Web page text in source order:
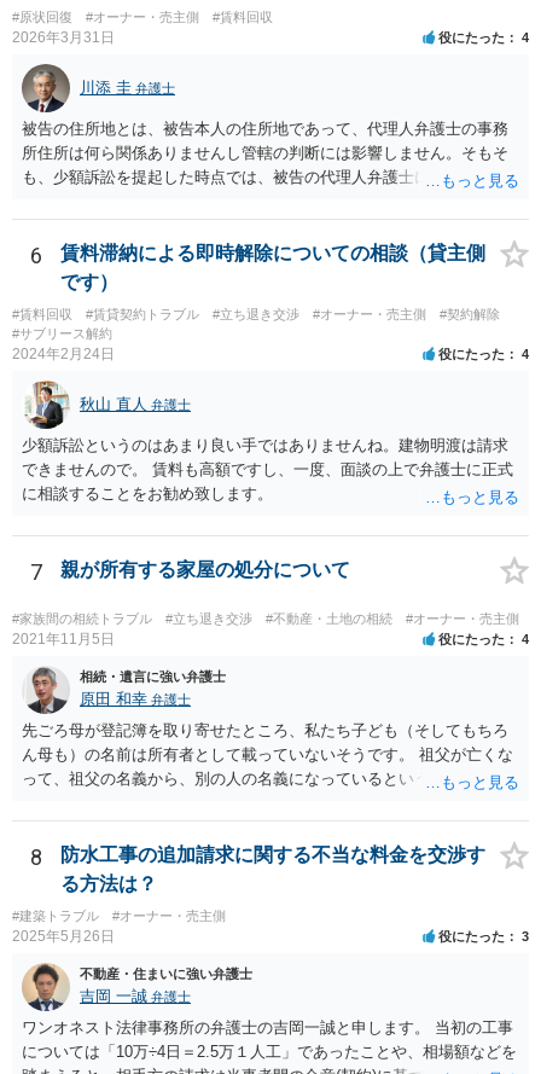
#原状回復 #オーナー・売主側 #賃料回収
2026年3月31日 役にたった 4
川添 圭 弁護士
被告の住所地とは、被告本人の住所地であって、代理人弁護士の事務
所住所は何ら関係ありませんし管轄の判断には影響しません。そもそ
も、少額訴訟を提起した時点では、被告の代理人弁護士には民事訴訟
6
賃料滞納による即時解除についての相談（貸主側
です）
#賃料回収 #賃貸契約トラブル #立ち退き交渉 #オーナー・売主側
#契約解除
#サブリース解約
2024年2月24日 役にたった 4
秋山 直人 弁護士
少額訴訟というのはあまり良い手ではありませんね。建物明渡は請求
できませんので。 賃料も高額ですし、一度、面談の上で弁護士に正式
に相談することをお勧め致します。
7 親が所有する家屋の処分について
#家族間の相続トラブル #立ち退き交渉 #不動産・土地の相続 #オーナー・売主側
2021年11月5日 役にたった 4
相続・遺言に強い弁護士
原田 和幸 弁護士
先ごろ母が登記簿を取り寄せたところ、私たち子ども（そしてもちろ
ん母も）の名前は所有者として載っていないそうです。 祖父が亡くな
って、祖父の名義から、別の人の名義になっているということでしょ
された可能性がありますので、相談者や相談者のきょうだいが相続し
ていないかもしれませんね。 祖父名義のままであれば、遺言がないか
もしれませんので、相談者が相続人になっている可能性があります。
あと、祖父がいつ亡くなったか分かりませんが、祖父の遺言で、相談
者が何も遺産を受け取っていないとなると、遺留分侵害額請求は考え
られると思います。
8
防水工事の追加請求に関する不当な料金を交渉す
る方法は？
#建築トラブル #オーナー・売主側
2025年5月26日 役にたった 3
不動産・住まいに強い弁護士
吉岡 一誠 弁護士
ワンオネスト法律事務所の弁護士の吉岡一誠と申します。 当初の工事
については「10万÷4日＝2.5万１人工」であったことや、相場額などを